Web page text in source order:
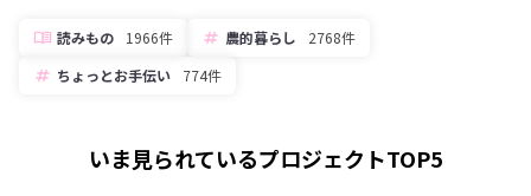
読みもの 1966件 農的暮らし
2768件
ちょっとお手伝い
774件
いま見られているプロジェクトTOP5